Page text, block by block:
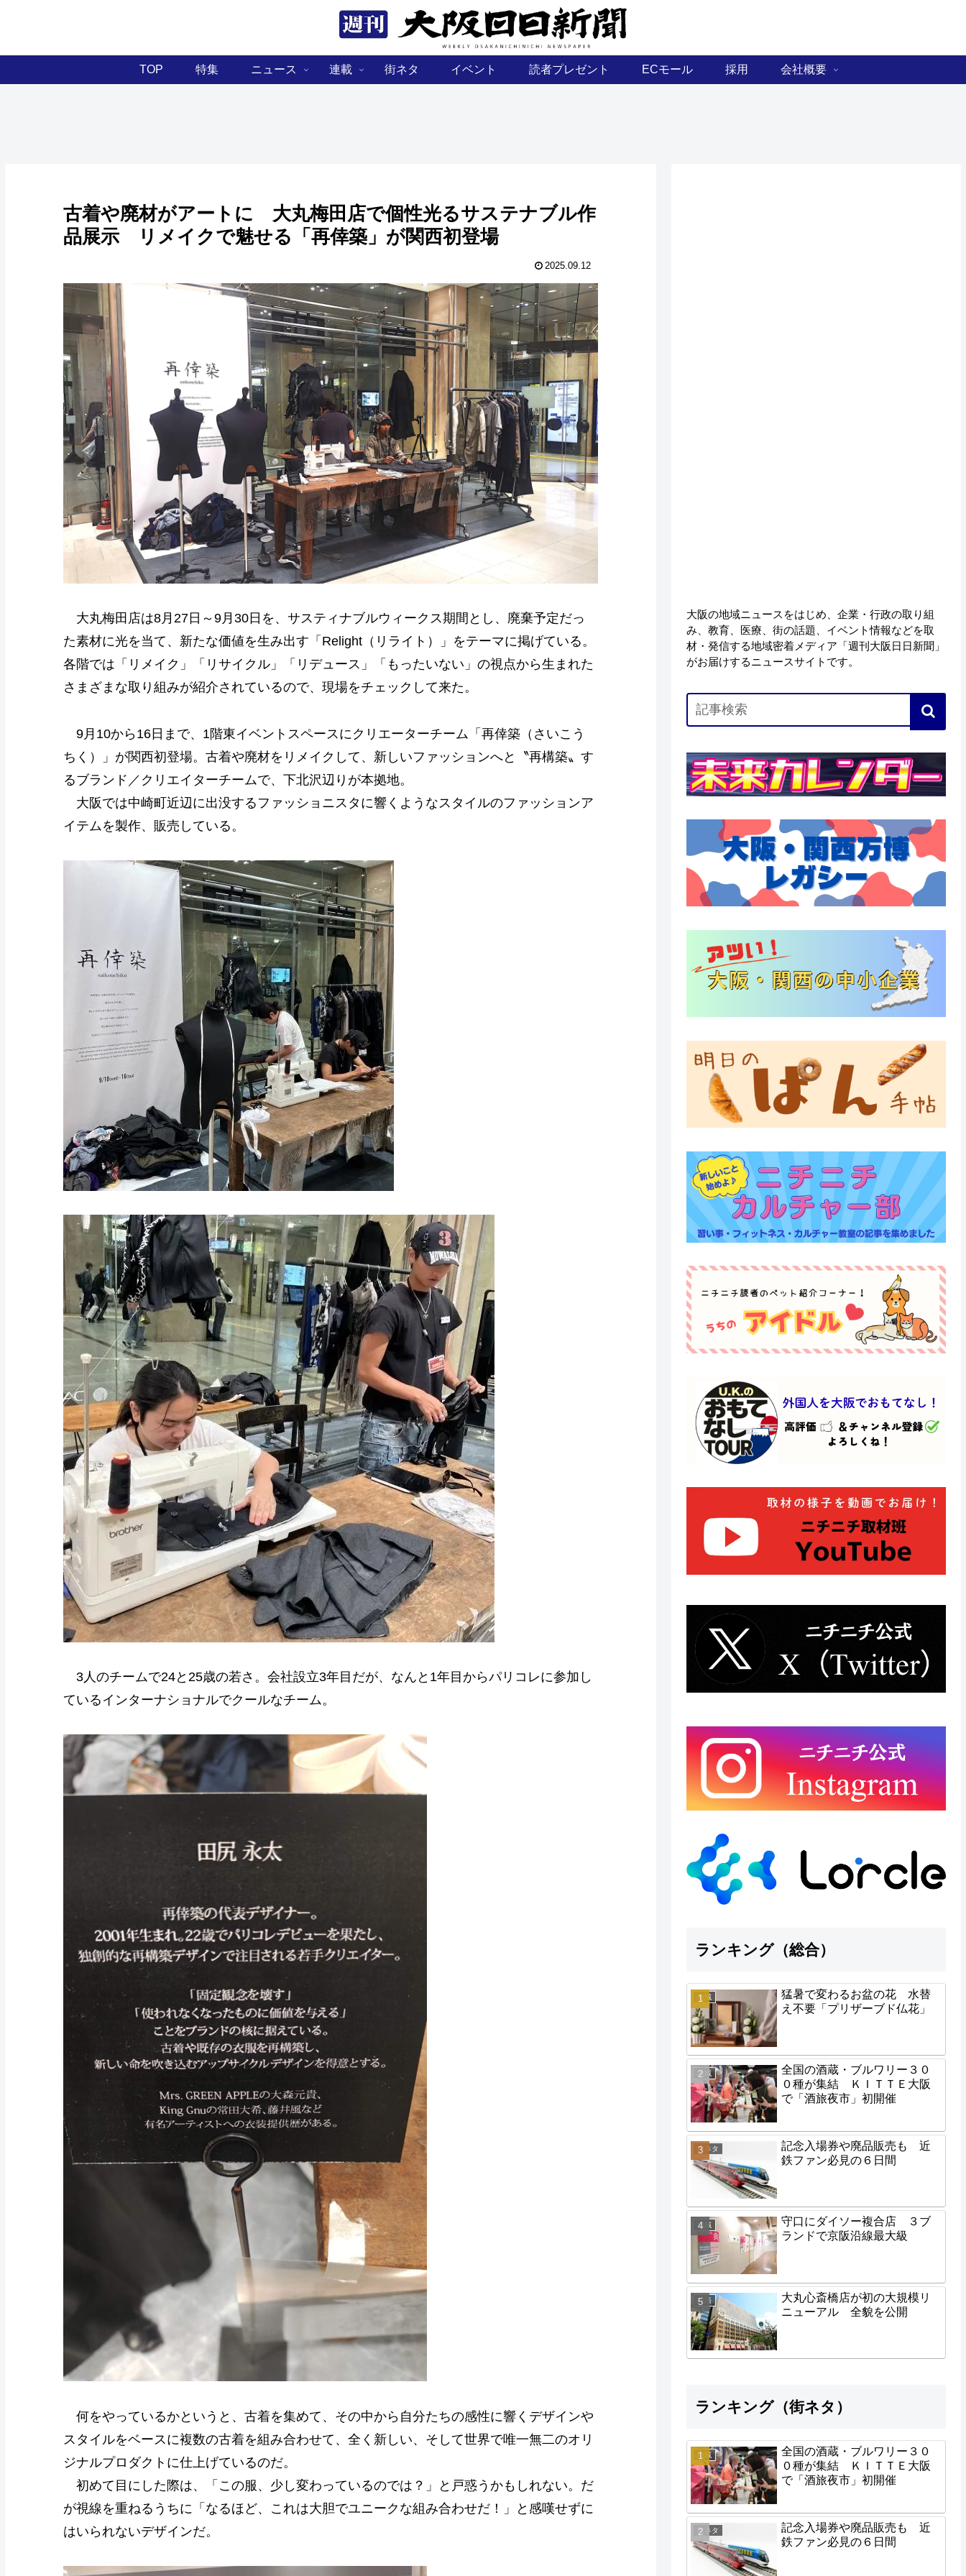
TOP 特集 ニュース 連載 街ネタ イベント 読者プレゼント ECモール 採用 会社概要
古着や廃材がアートに 大丸梅田店で個性光るサステナブル作
品展示 リメイクで魅せる「再倖築」が関西初登場
2025.09.12
大丸梅田店は8月27日～9月30日を、サスティナブルウィークス期間とし、廃棄予定だっ
た素材に光を当て、新たな価値を生み出す「Relight（リライト）」をテーマに掲げている。
各階では「リメイク」「リサイクル」「リデュース」「もったいない」の視点から生まれた
さまざまな取り組みが紹介されているので、現場をチェックして来た。
9月10から16日まで、1階東イベントスペースにクリエーターチーム「再倖築（さいこう
ちく）」が関西初登場。古着や廃材をリメイクして、新しいファッションへと〝再構築〟す
るブランド／クリエイターチームで、下北沢辺りが本拠地。
大阪では中崎町近辺に出没するファッショニスタに響くようなスタイルのファッションア
イテムを製作、販売している。
3人のチームで24と25歳の若さ。会社設立3年目だが、なんと1年目からパリコレに参加し
ているインターナショナルでクールなチーム。
何をやっているかというと、古着を集めて、その中から自分たちの感性に響くデザインや
スタイルをベースに複数の古着を組み合わせて、全く新しい、そして世界で唯一無二のオリ
ジナルプロダクトに仕上げているのだ。
初めて目にした際は、「この服、少し変わっているのでは？」と戸惑うかもしれない。だ
が視線を重ねるうちに「なるほど、これは大胆でユニークな組み合わせだ！」と感嘆せずに
はいられないデザインだ。
大阪の地域ニュースをはじめ、企業・行政の取り組
み、教育、医療、街の話題、イベント情報などを取
材・発信する地域密着メディア「週刊大阪日日新聞」
がお届けするニュースサイトです。
ランキング（総合）
地域
猛暑で変わるお盆の花 水替
え不要「プリザーブド仏花」
地域
全国の酒蔵・ブルワリー３０
０種が集結 ＫＩＴＴＥ大阪
で「酒旅夜市」初開催
街ネタ
記念入場券や廃品販売も 近
鉄ファン必見の６日間
地域
守口にダイソー複合店 ３ブ
ランドで京阪沿線最大級
経済
大丸心斎橋店が初の大規模リ
ニューアル 全貌を公開
ランキング（街ネタ）
地域
全国の酒蔵・ブルワリー３０
０種が集結 ＫＩＴＴＥ大阪
で「酒旅夜市」初開催
街ネタ
記念入場券や廃品販売も 近
鉄ファン必見の６日間